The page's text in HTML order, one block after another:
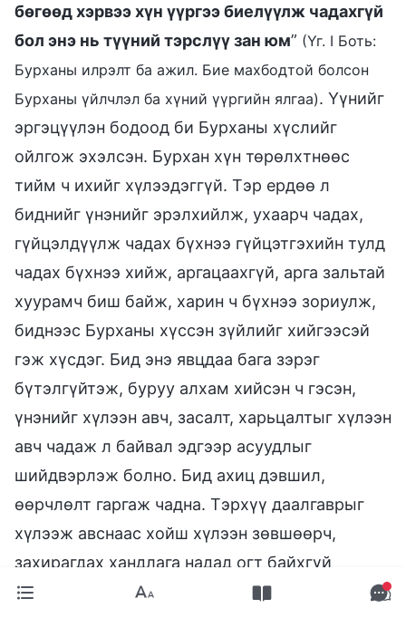
бөгөөд хэрвээ хүн үүргээ биелүүлж чадахгүй
бол энэ нь түүний тэрслүү зан юм” (Үг. I Боть:
Бурханы илрэлт ба ажил. Бие махбодтой болсон
Бурханы үйлчлэл ба хүний үүргийн ялгаа). Үүнийг
эргэцүүлэн бодоод би Бурханы хүслийг
ойлгож эхэлсэн. Бурхан хүн төрөлхтнөөс
тийм ч ихийг хүлээдэггүй. Тэр ердөө л
биднийг үнэнийг эрэлхийлж, ухаарч чадах,
гүйцэлдүүлж чадах бүхнээ гүйцэтгэхийн тулд
чадах бүхнээ хийж, аргацаахгүй, арга зальтай
хуурамч биш байж, харин ч бүхнээ зориулж,
биднээс Бурханы хүссэн зүйлийг хийгээсэй
гэж хүсдэг. Бид энэ явцдаа бага зэрэг
бүтэлгүйтэж, буруу алхам хийсэн ч гэсэн,
үнэнийг хүлээн авч, засалт, харьцалтыг хүлээн
авч чадаж л байвал эдгээр асуудлыг
шийдвэрлэж болно. Бид ахиц дэвшил,
өөрчлөлт гаргаж чадна. Тэрхүү даалгаврыг
хүлээж авснаас хойш хүлээн зөвшөөрч,
захирагдах хандлага надад огт байхгүй
байсан. Өчүүхэн л буруу алхам, ямар нэг гэм